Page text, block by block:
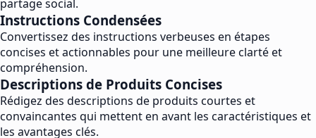
partage social.
Instructions Condensées
Convertissez des instructions verbeuses en étapes
concises et actionnables pour une meilleure clarté et
compréhension.
Descriptions de Produits Concises
Rédigez des descriptions de produits courtes et
convaincantes qui mettent en avant les caractéristiques et
les avantages clés.